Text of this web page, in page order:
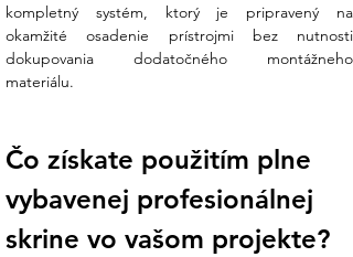
Technické parametre:
V Ensun staviame na certifikovanej kvalite
NOARK, ktorá spĺňa európske normy pre
Parameter
Hodnota
Počet modulov /
radov
24 modulov / 2 rady
Krytie
IP65 (prachotesné, odolné
kompletný systém, ktorý je pripravený na
okamžité osadenie prístrojmi bez nutnosti
dokupovania dodatočného montážneho
materiálu.
Čo získate použitím plne
vybavenej profesionálnej
skrine vo vašom projekte?